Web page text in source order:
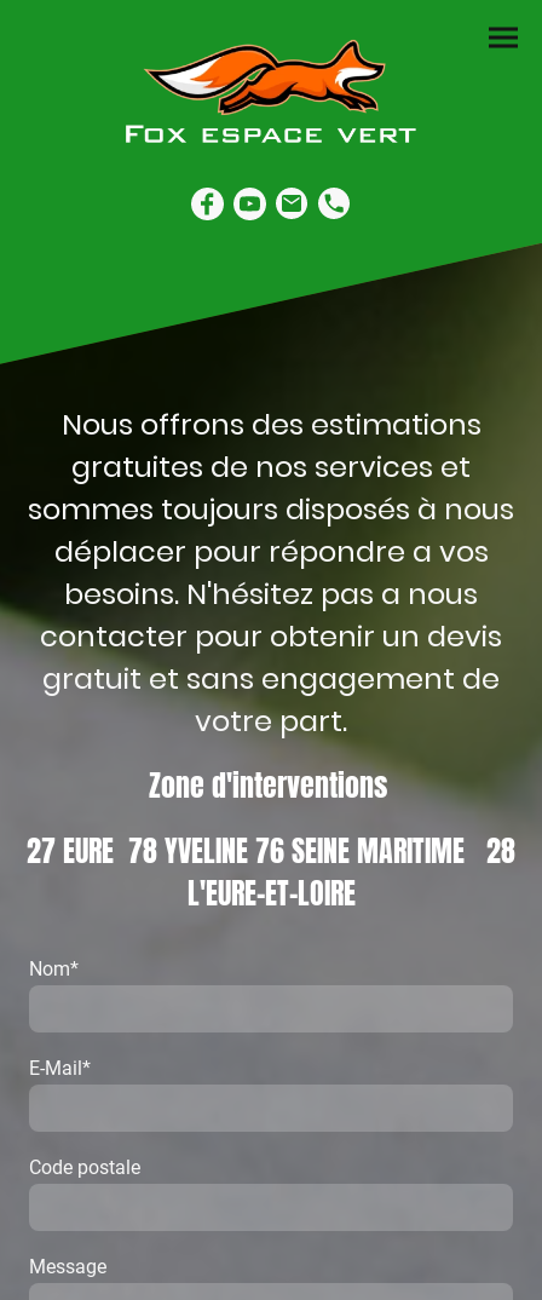
Nous offrons des estimations
gratuites de nos services et
sommes toujours disposés à nous
déplacer pour répondre a vos
besoins. N'hésitez pas a nous
contacter pour obtenir un devis
gratuit et sans engagement de
votre part.
Zone d'interventions
27 EURE 78 YVELINE 76 SEINE MARITIME 28
L'EURE-ET-LOIRE
Nom*
E-Mail*
Code postale
Message